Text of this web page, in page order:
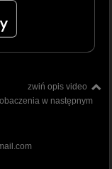
zwiń opis video
w następnym